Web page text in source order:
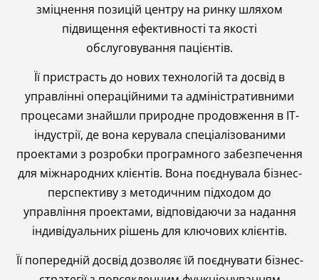
зміцнення позицій центру на ринку шляхом
підвищення ефективності та якості
обслуговування пацієнтів.
Її пристрасть до нових технологій та досвід в
управлінні операційними та адміністративними
процесами знайшли природне продовження в ІТ-
індустрії, де вона керувала спеціалізованими
проектами з розробки програмного забезпечення
для міжнародних клієнтів. Вона поєднувала бізнес-
перспективу з методичним підходом до
управління проектами, відповідаючи за надання
індивідуальних рішень для ключових клієнтів.
Її попередній досвід дозволяє їй поєднувати бізнес-